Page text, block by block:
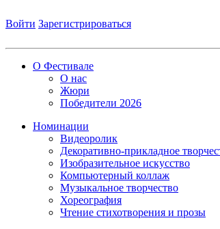
Войти Зарегистрироваться
О Фестивале
О нас
Жюри
Победители 2026
Номинации
Видеоролик
Декоративно-прикладное
Изобразительное искусство
Компьютерный коллаж
Музыкальное творчество
Хореография
Чтение стихотворения и прозы